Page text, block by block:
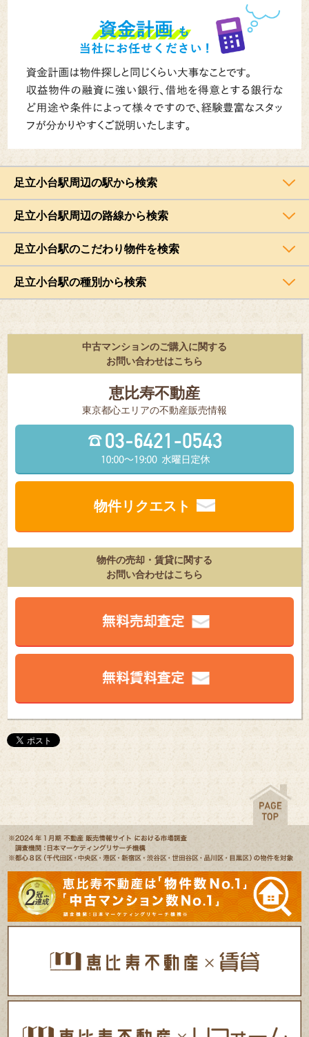
足立小台駅周辺の駅から検索
足立小台駅周辺の路線から検索
足立小台駅のこだわり物件を検索
足立小台駅の種別から検索
中古マンションのご購入に関する
お問い合わせはこちら
恵比寿不動産
東京都⼼エリアの不動産販売情報
物件リクエスト
物件の売却・賃貸に関する
お問い合わせはこちら